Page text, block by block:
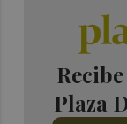
Plaza